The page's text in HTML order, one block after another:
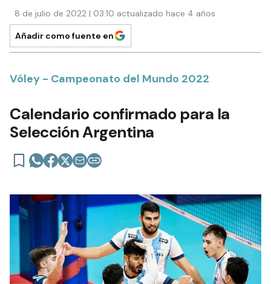
8 de julio de 2022 | 03:10 actualizado hace 4 años
Añadir como fuente en
Vóley - Campeonato del Mundo 2022
Calendario confirmado para la
Selección Argentina